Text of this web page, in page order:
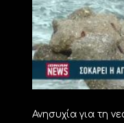
Ανησυχία για τη